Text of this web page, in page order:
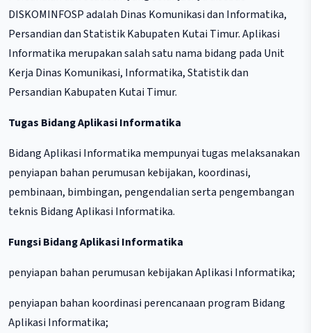
DISKOMINFOSP adalah Dinas Komunikasi dan Informatika,
Persandian dan Statistik Kabupaten Kutai Timur. Aplikasi
Informatika merupakan salah satu nama bidang pada Unit
Kerja Dinas Komunikasi, Informatika, Statistik dan
Persandian Kabupaten Kutai Timur.
Tugas Bidang Aplikasi Informatika
Bidang Aplikasi Informatika mempunyai tugas melaksanakan
penyiapan bahan perumusan kebijakan, koordinasi,
pembinaan, bimbingan, pengendalian serta pengembangan
teknis Bidang Aplikasi Informatika.
Fungsi Bidang Aplikasi Informatika
penyiapan bahan perumusan kebijakan Aplikasi Informatika;
penyiapan bahan koordinasi perencanaan program Bidang
Aplikasi Informatika;